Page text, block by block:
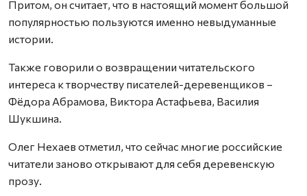
Притом, он считает, что в настоящий момент большой
популярностью пользуются именно невыдуманные
истории.
Также говорили о возвращении читательского
интереса к творчеству писателей-деревенщиков –
Фёдора Абрамова, Виктора Астафьева, Василия
Шукшина.
Олег Нехаев отметил, что сейчас многие российские
читатели заново открывают для себя деревенскую
прозу.